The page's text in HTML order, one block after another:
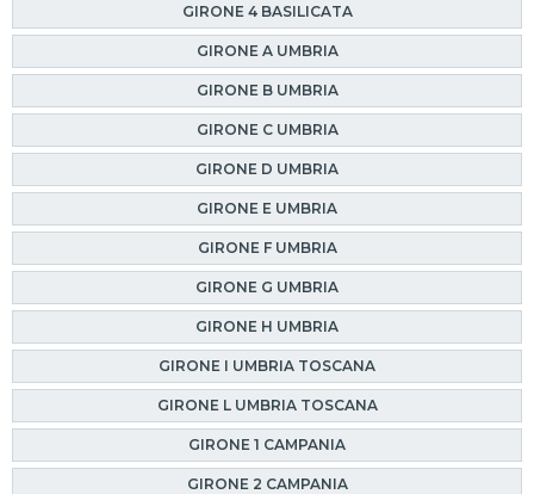
GIRONE 4 BASILICATA
GIRONE A UMBRIA
GIRONE B UMBRIA
GIRONE C UMBRIA
GIRONE D UMBRIA
GIRONE E UMBRIA
GIRONE F UMBRIA
GIRONE G UMBRIA
GIRONE H UMBRIA
GIRONE I UMBRIA TOSCANA
GIRONE L UMBRIA TOSCANA
GIRONE 1 CAMPANIA
GIRONE 2 CAMPANIA